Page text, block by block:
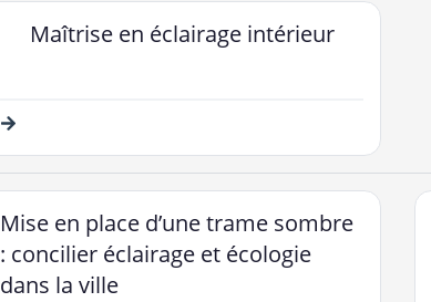
Maîtrise en éclairage intérieur
Mise en place d’une trame sombre
: concilier éclairage et écologie
dans la ville